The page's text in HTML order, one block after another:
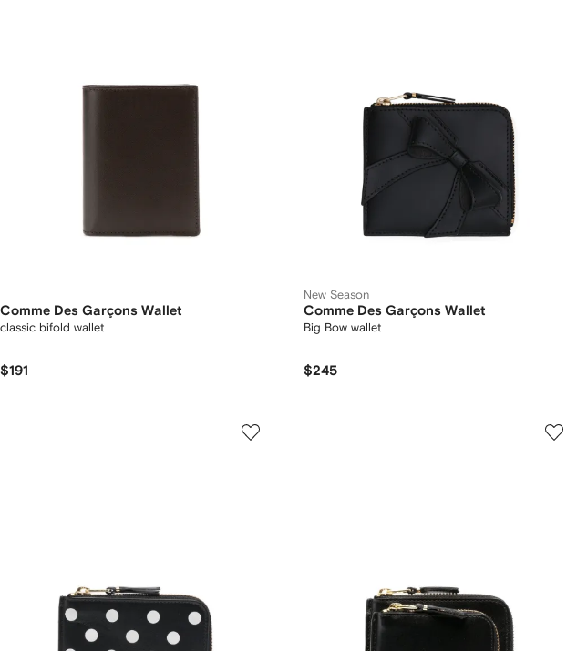
Comme Des Garçons Wallet
classic bifold wallet
$191
New Season
Comme Des Garçons Wallet
Big Bow wallet
$245